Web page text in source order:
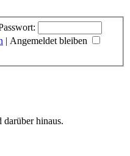
| Angemeldet bleiben
hinaus.